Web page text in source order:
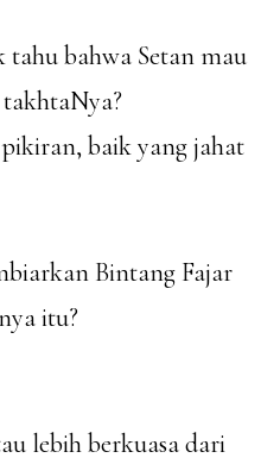
bahwa Setan mau
pikiran, baik yang jahat
Bintang Fajar
itu?
lebih berkuasa dari